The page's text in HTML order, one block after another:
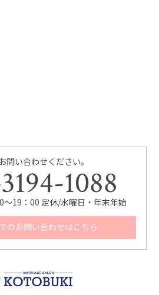
問い合わせください。
1088
～19：00 定休/水曜日・年末年始
のお問い合わせはこちら